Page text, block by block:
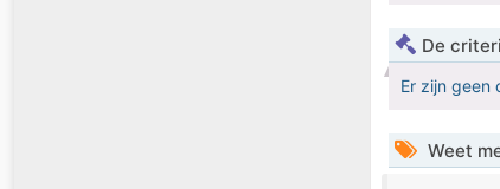
De
Er zijn geen
Weet